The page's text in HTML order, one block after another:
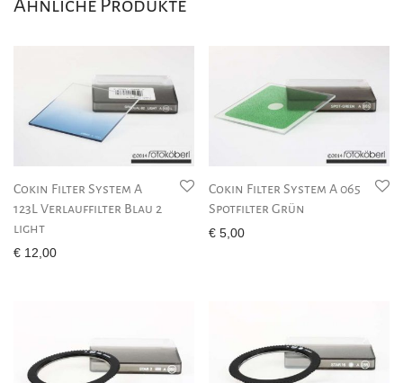
Ähnliche Produkte
Cokin Filter System A
123L Verlauffilter Blau 2
light
€ 12,00
Cokin Filter System A 065
Spotfilter Grün
€ 5,00